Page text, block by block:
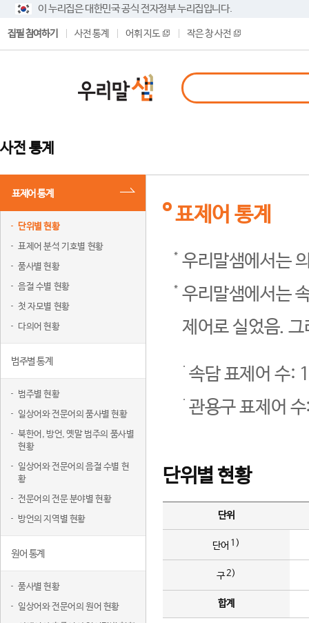
이 누리집은 대한민국 공식 전자정부 누리집입니다.
집필 참여하기 사전 통계 어휘 지도 작은 창 사전
사전 통계
표제어 통계
단위별 현황
표제어 분석 기호별 현황
품사별 현황
음절 수별 현황
첫 자모별 현황
다의어 현황
범주별 통계
범주별 현황
일상어와 전문어의 품사별 현황
북한어, 방언, 옛말 범주의 품사별
현황
일상어와 전문어의 음절 수별 현
황
전문어의 전문 분야별 현황
방언의 지역별 현황
원어 통계
품사별 현황
일상어와 전문어의 원어 현황
표제어 통계
우리말샘에서는
우리말샘에서는
제어로 실었음.
속담 표제어 수:
관용구 표제어
단위별 현황
단위
단어 1)
구2)
합계